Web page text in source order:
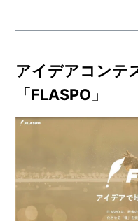
アイデアコンテ
「FLASPO」